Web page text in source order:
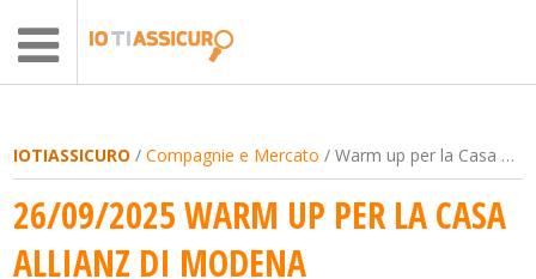
IOTIASSICURO /Compagnie e Mercato / Warm up per la Casa Allianz di Modena
26/09/2025 WARM UP PER LA CASA
ALLIANZ DI MODENA